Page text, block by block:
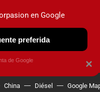
OBSERVATORIO
China Diésel Google
×
en Google
preferida
de Google